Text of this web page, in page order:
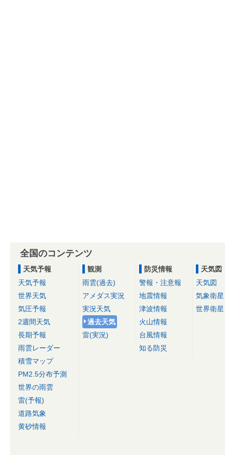
全国のコンテンツ
天気予報
天気予報
世界天気
気圧予報
2週間天気
長期予報
雨雲レーダー
積雪マップ
PM2.5分布予測
世界の雨雲
雷(予報)
道路気象
黄砂情報
観測
雨雲(過去)
アメダス実況
実況天気
過去天気
雷(実況)
防災情報
警報・注意報
地震情報
津波情報
火山情報
台風情報
知る防災
天気図
天気図
気象衛星
世界衛星